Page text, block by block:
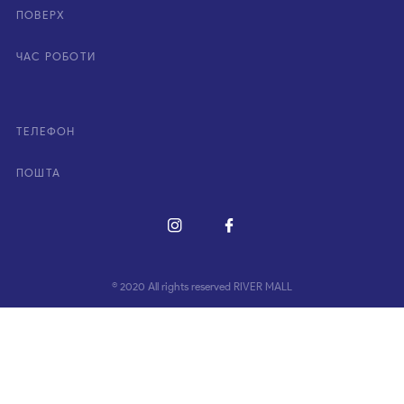
ПОВЕРХ
ЧАС РОБОТИ
ТЕЛЕФОН
ПОШТА
© 2020 All rights reserved RIVER MALL